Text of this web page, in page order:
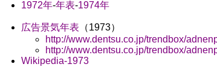
1972年-年表-1974年
広告景気年表 （1973）
http://www.dentsu.co.jp/trendbox/
http://www.dentsu.co.jp/trendbox/
Wikipedia-1973